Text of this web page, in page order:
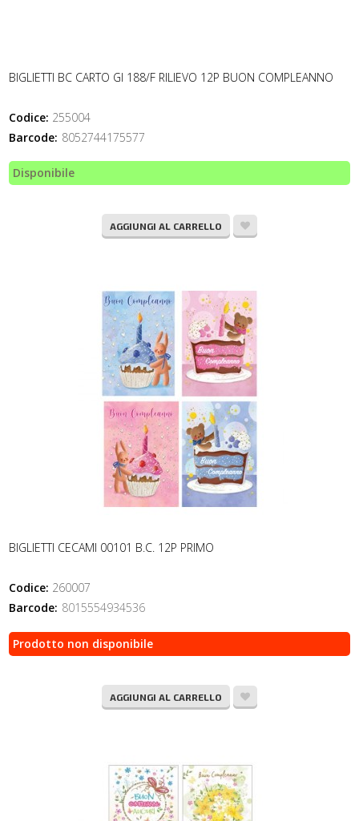
BIGLIETTI BC CARTO GI 188/F RILIEVO 12P BUON COMPLEANNO
Codice: 255004
Barcode: 8052744175577
Disponibile
AGGIUNGI AL CARRELLO
BIGLIETTI CECAMI 00101 B.C. 12P PRIMO
Codice: 260007
Barcode: 8015554934536
Prodotto non disponibile
AGGIUNGI AL CARRELLO